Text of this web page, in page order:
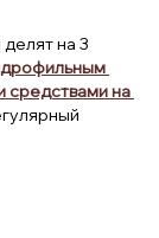
на 3
средствами на